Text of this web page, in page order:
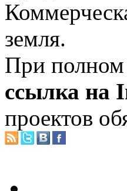
земля.
При полном
ссылка на
проектов